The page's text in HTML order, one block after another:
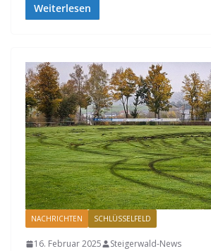
Weiterlesen
NACHRICHTEN SCHLÜSSELFELD
16. Februar 2025
Steigerwald-News